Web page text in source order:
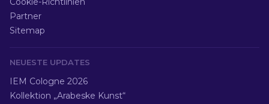
Partner
Sitemap
NEUESTE UPDATES
IEM Cologne 2026
Kollektion „Arabeske Kunst“